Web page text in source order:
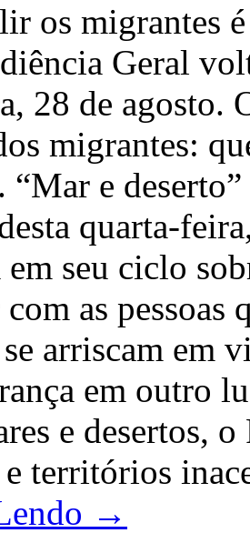
os migrantes
Geral
28 de agosto.
migrantes:
“Mar e
quarta-
em seu ciclo
as pessoas
arriscam em
em outro
e desertos,
territórios
→